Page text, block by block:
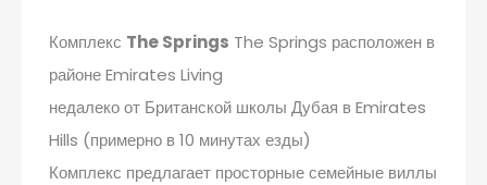
Комплекс The Springs The Springs расположен в
районе Emirates Living
недалеко от Британской школы Дубая в Emirates
Hills (примерно в 10 минутах езды)
Комплекс предлагает просторные семейные виллы